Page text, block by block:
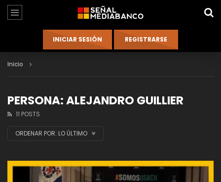
Inicio
PERSONA: ALEJANDRO GUILLIER
11 POSTS
ORDENAR POR: LO ÚLTIMO